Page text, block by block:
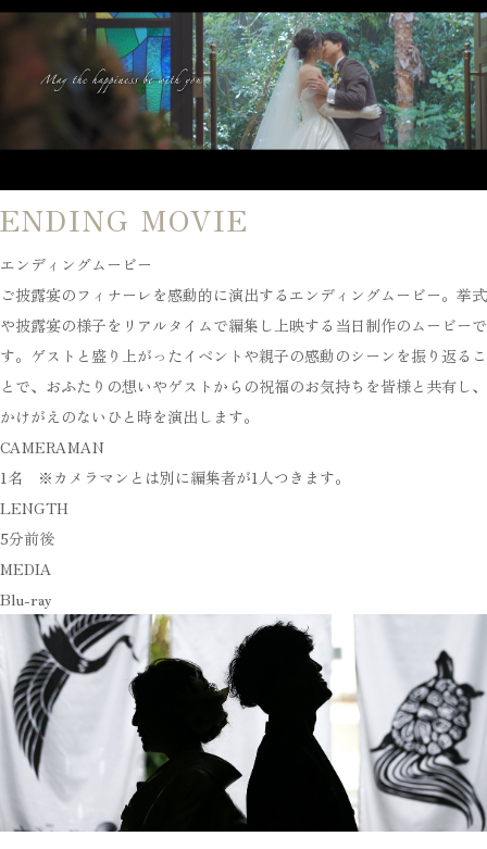
ENDING MOVIE
エンディングムービー
ご披露宴のフィナーレを感動的に演出するエンディングムービー。挙式
や披露宴の様子をリアルタイムで編集し上映する当日制作のムービーで
す。ゲストと盛り上がったイベントや親子の感動のシーンを振り返るこ
とで、おふたりの想いやゲストからの祝福のお気持ちを皆様と共有し、
かけがえのないひと時を演出します。
CAMERAMAN
1名 ※カメラマンとは別に編集者が1人つきます。
LENGTH
5分前後
MEDIA
Blu-ray